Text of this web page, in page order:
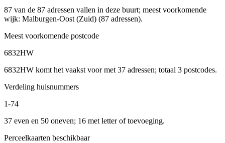
87 van de 87 adressen vallen in deze buurt; meest voorkomende
wijk: Malburgen-Oost (Zuid) (87 adressen).
Meest voorkomende postcode
6832HW
6832HW komt het vaakst voor met 37 adressen; totaal 3 postcodes.
Verdeling huisnummers
1-74
37 even en 50 oneven; 16 met letter of toevoeging.
Perceelkaarten beschikbaar